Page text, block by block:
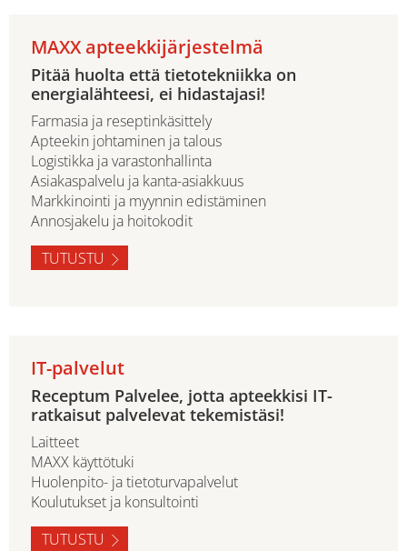
MAXX apteekkijärjestelmä
Pitää huolta että tietotekniikka on
energialähteesi, ei hidastajasi!
Farmasia ja reseptinkäsittely
Apteekin johtaminen ja talous
Logistikka ja varastonhallinta
Asiakaspalvelu ja kanta-asiakkuus
Markkinointi ja myynnin edistäminen
Annosjakelu ja hoitokodit
TUTUSTU
IT-palvelut
Receptum Palvelee, jotta apteekkisi IT-
ratkaisut palvelevat tekemistäsi!
Laitteet
MAXX käyttötuki
Huolenpito- ja tietoturvapalvelut
Koulutukset ja konsultointi
TUTUSTU